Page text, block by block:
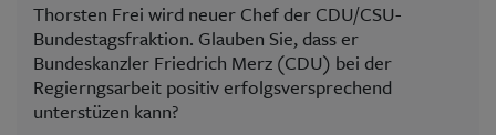
Thorsten Frei wird neuer Chef der CDU/CSU-
Bundestagsfraktion. Glauben Sie, dass er
Bundeskanzler Friedrich Merz (CDU) bei der
Regierngsarbeit positiv erfolgsversprechend
unterstüzen kann?